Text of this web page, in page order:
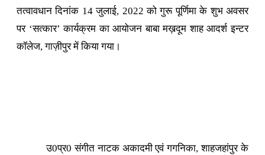
तत्वावधान दिनांक 14 जुलाई, 2022 को गुरू पूर्णिमा के शुभ अवसर
पर ‘सत्कार’ कार्यक्रम का आयोजन बाबा मख़दूम शाह आदर्श इन्टर
कॉलेज, गाज़ीपुर में किया गया।
उ0प्र0 संगीत नाटक अकादमी एवं गगनिका, शाहजहांपुर के